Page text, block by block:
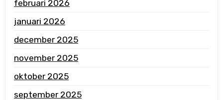
februari 2026
januari 2026
december 2025
november 2025
oktober 2025
september 2025